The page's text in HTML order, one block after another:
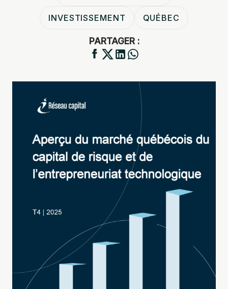
INVESTISSEMENT QUÉBEC
PARTAGER :